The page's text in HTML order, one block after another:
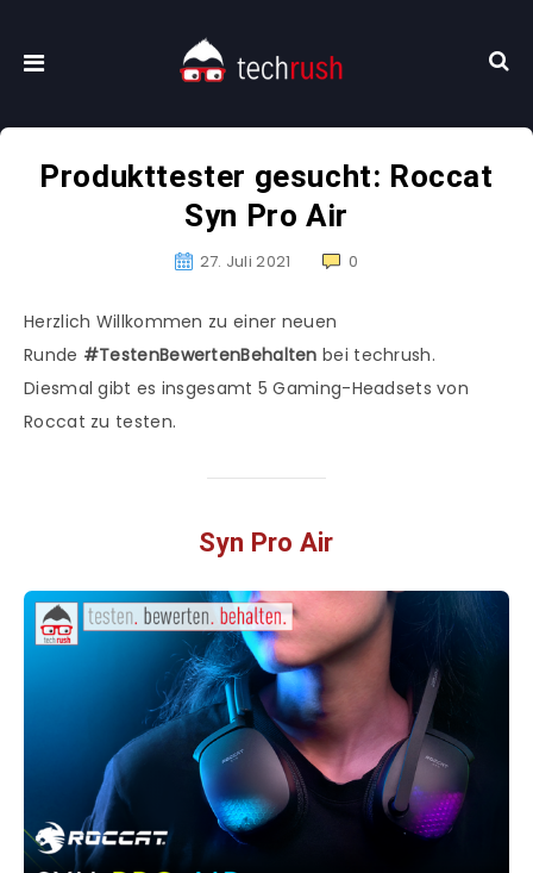
Produkttester gesucht: Roccat
Syn Pro Air
27. Juli 2021 0
Herzlich Willkommen zu einer neuen
Runde #TestenBewertenBehalten bei techrush.
Diesmal gibt es insgesamt 5 Gaming-Headsets von
Roccat zu testen.
Syn Pro Air